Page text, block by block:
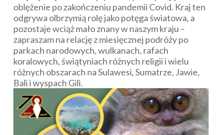
oblężenie po zakończeniu pandemii Covid. Kraj ten
odgrywa olbrzymią rolę jako potęga światowa, a
pozostaje wciąż mało znany w naszym kraju –
zapraszam na relację z miesięcznej podróży po
parkach narodowych, wulkanach, rafach
koralowych, świątyniach różnych religii i wielu
różnych obszarach na Sulawesi, Sumatrze, Jawie,
Bali i wyspach Gili.